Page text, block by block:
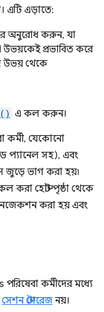
এটি এড়াতে:
অনুরোধ করুন, যা
উভয়কেই প্রভাবিত করে
উভয় থেকে
এ কল করুন।
কর্মী, যেকোনো
প্যানেল সহ), এবং
জুড়ে ভাগ করা হয়৷
করা হোস্ট পৃষ্ঠা থেকে
ইনজেকশন করা হয় এবং
পরিষেবা কর্মীদের মধ্যে
সেশন স্টোরেজ নয়।